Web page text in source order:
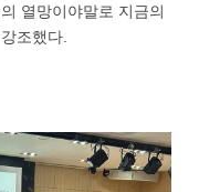
열망이야말로 지금의
조했다.